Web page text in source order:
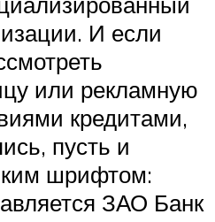
И если
или рекламную
кредитами,
пусть и
шрифтом:
ЗАО Банк